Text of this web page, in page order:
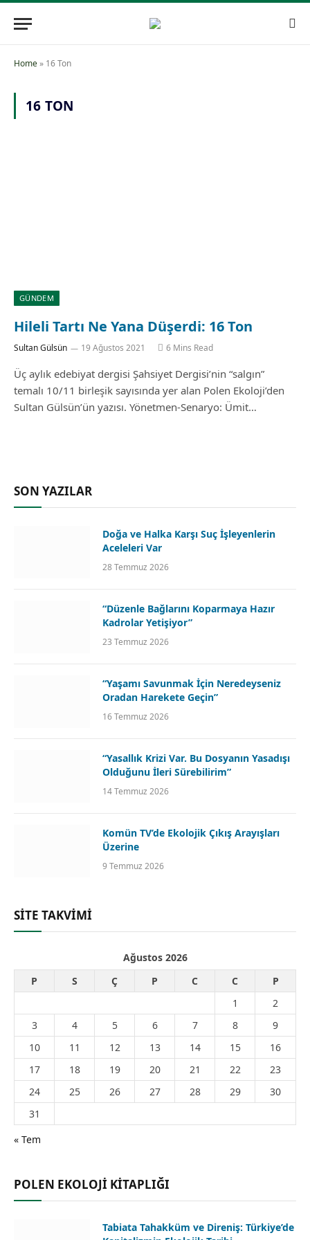
Home» 16 Ton
16 TON
GÜNDEM
Hileli Tartı Ne Yana Düşerdi: 16 Ton
Sultan Gülsün 19 Ağustos 2021 6 Mins Read
Üç aylık edebiyat dergisi Şahsiyet Dergisi’nin “salgın”
temalı 10/11 birleşik sayısında yer alan Polen Ekoloji’den
Sultan Gülsün’ün yazısı. Yönetmen-Senaryo: Ümit…
SON YAZILAR
Doğa ve Halka Karşı Suç İşleyenlerin
Aceleleri Var
28 Temmuz 2026
“Düzenle Bağlarını Koparmaya Hazır
Kadrolar Yetişiyor”
23 Temmuz 2026
“Yaşamı Savunmak İçin Neredeyseniz
Oradan Harekete Geçin”
16 Temmuz 2026
“Yasallık Krizi Var. Bu Dosyanın Yasadışı
Olduğunu İleri Sürebilirim”
14 Temmuz 2026
Komün TV’de Ekolojik Çıkış Arayışları
Üzerine
9 Temmuz 2026
SİTE TAKVİMİ
Ağustos 2026
P
S Ç P C C
P
1
2
3
4 5 6 7 8
9
10
11 12 13 14 15
16
17
18 19 20 21 22
23
24
25 26 27 28 29
30
31
« Tem
POLEN EKOLOJİ KİTAPLIĞI
Tabiata Tahakküm ve Direniş: Türkiye’de